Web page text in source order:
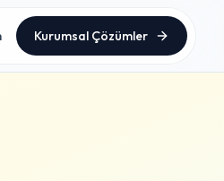
Kurumsal Çözümler